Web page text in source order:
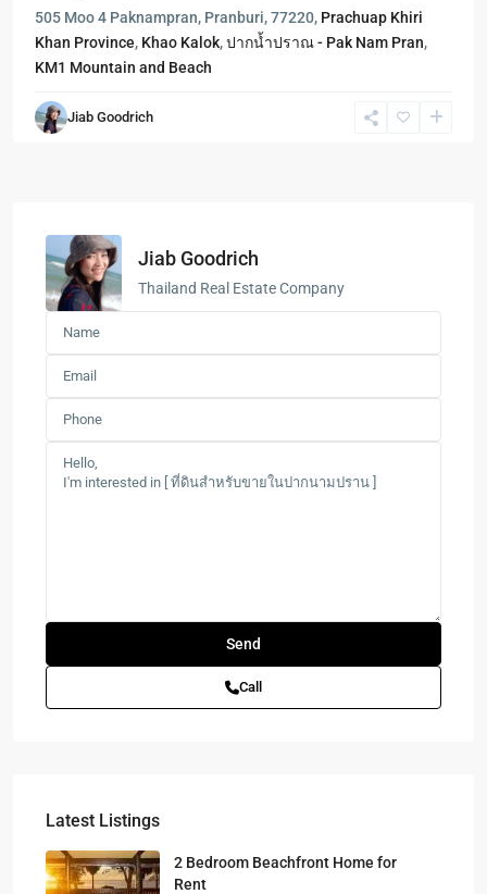
505 Moo 4 Paknampran, Pranburi, 77220, Prachuap Khiri
Khan Province, Khao Kalok,ปากน้ำปราณ - Pak Nam Pran,
KM1 Mountain and Beach
Jiab Goodrich
Jiab Goodrich
Thailand Real Estate Company
Call
Latest Listings
2 Bedroom Beachfront Home for
Rent